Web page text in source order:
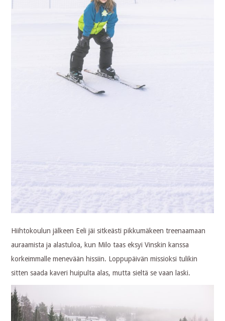
Hiihtokoulun jälkeen Eeli jäi sitkeästi pikkumäkeen treenaamaan
auraamista ja alastuloa, kun Milo taas eksyi Vinskin kanssa
korkeimmalle menevään hissiin. Loppupäivän missioksi tulikin
sitten saada kaveri huipulta alas, mutta sieltä se vaan laski.